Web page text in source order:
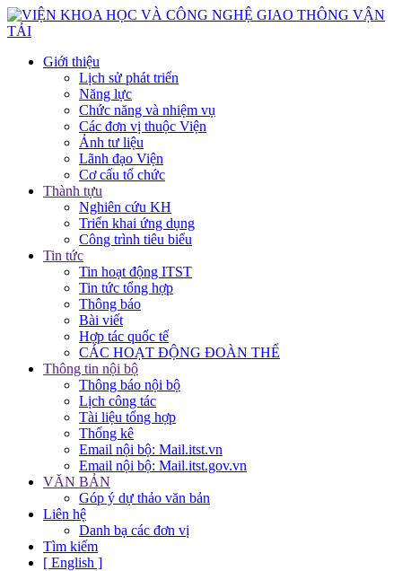
Giới thiệu
Lịch sử phát triển
Năng lực
Chức năng và nhiệm vụ
Các đơn vị thuộc Viện
Ảnh tư liệu
Lãnh đạo Viện
Cơ cấu tổ chức
Thành tựu
Nghiên cứu KH
Triển khai ứng dụng
Công trình tiêu biểu
Tin tức
Tin hoạt động ITST
Tin tức tổng hợp
Thông báo
Bài viết
Hợp tác quốc tế
CÁC HOẠT ĐỘNG ĐOÀN THỂ
Thông tin nội bộ
Thông báo nội bộ
Lịch công tác
Tài liệu tổng hợp
Thống kê
Email nội bộ: Mail.itst.vn
Email nội bộ: Mail.itst.gov.vn
VĂN BẢN
Góp ý dự thảo văn bản
Liên hệ
Danh bạ các đơn vị
Tìm kiếm
[ English ]